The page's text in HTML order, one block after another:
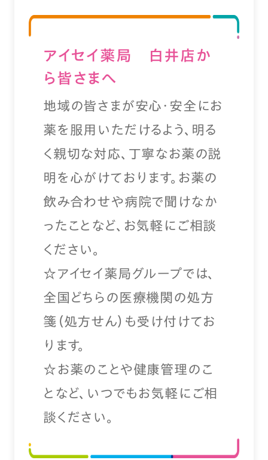
アイセイ薬局 白井店か
ら皆さまへ
地域の皆さまが安心・安全にお
薬を服用いただけるよう、明る
く親切な対応、丁寧なお薬の説
明を心がけております。お薬の
飲み合わせや病院で聞けなか
ったことなど、お気軽にご相談
ください。
☆アイセイ薬局グループでは、
全国どちらの医療機関の処方
箋（処方せん）も受け付けてお
ります。
☆お薬のことや健康管理のこ
となど、いつでもお気軽にご相
談ください。